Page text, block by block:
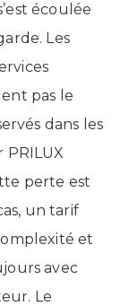
écoulée
Les
pas le
dans les
PRILUX
perte est
un tarif
et
avec
Le